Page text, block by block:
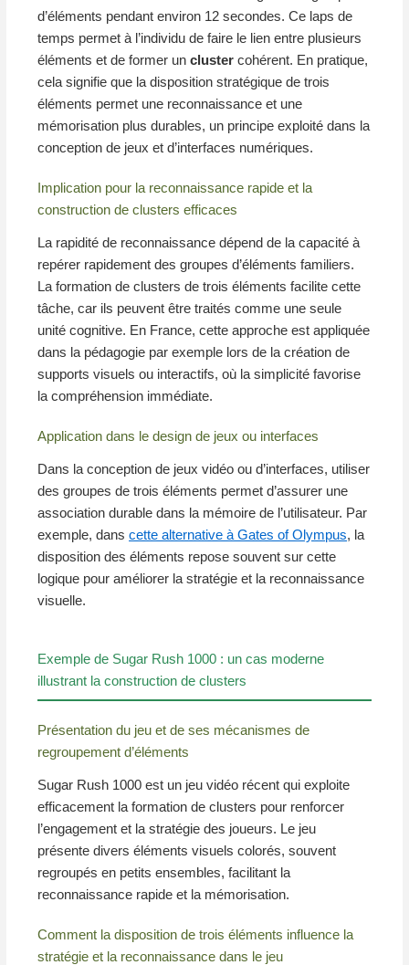
d’éléments pendant environ 12 secondes. Ce laps de
temps permet à l’individu de faire le lien entre plusieurs
éléments et de former uncluster cohérent. En pratique,
cela signifie que la disposition stratégique de trois
éléments permet une reconnaissance et une
mémorisation plus durables, un principe exploité dans la
conception de jeux et d’interfaces numériques.
Implication pour la reconnaissance rapide et la
construction de clusters efficaces
La rapidité de reconnaissance dépend de la capacité à
repérer rapidement des groupes d’éléments familiers.
La formation de clusters de trois éléments facilite cette
tâche, car ils peuvent être traités comme une seule
unité cognitive. En France, cette approche est appliquée
dans la pédagogie par exemple lors de la création de
supports visuels ou interactifs, où la simplicité favorise
la compréhension immédiate.
Application dans le design de jeux ou interfaces
Dans la conception de jeux vidéo ou d’interfaces, utiliser
des groupes de trois éléments permet d’assurer une
association durable dans la mémoire de l’utilisateur. Par
exemple, danscette alternative à Gates of Olympus, la
disposition des éléments repose souvent sur cette
logique pour améliorer la stratégie et la reconnaissance
visuelle.
Exemple de Sugar Rush 1000 : un cas moderne
illustrant la construction de clusters
Présentation du jeu et de ses mécanismes de
regroupement d’éléments
Sugar Rush 1000 est un jeu vidéo récent qui exploite
efficacement la formation de clusters pour renforcer
l’engagement et la stratégie des joueurs. Le jeu
présente divers éléments visuels colorés, souvent
regroupés en petits ensembles, facilitant la
reconnaissance rapide et la mémorisation.
Comment la disposition de trois éléments influence la
stratégie et la reconnaissance dans le jeu